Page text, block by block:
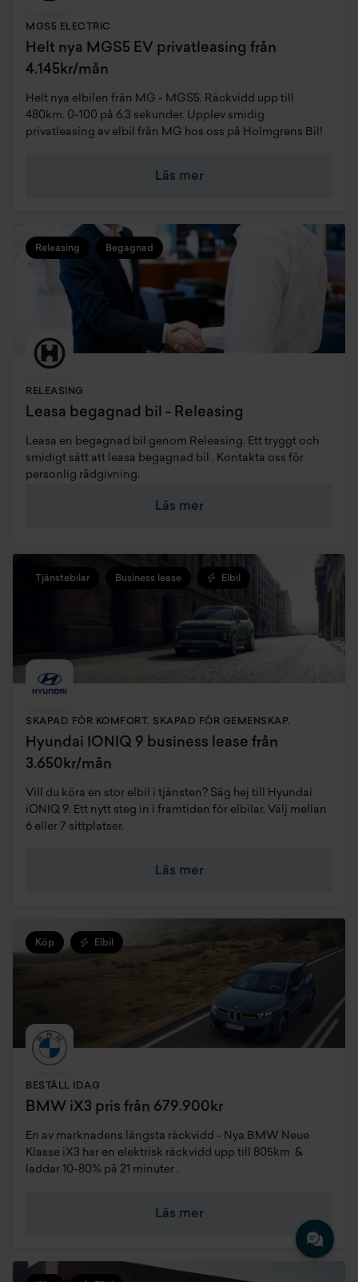
MGS5 ELECTRIC
Helt nya MGS5 EV privatleasing från
4.145kr/mån
Helt nya elbilen från MG - MGS5. Räckvidd upp till
480km. 0-100 på 6,3 sekunder. Upplev smidig
privatleasing av elbil från MG hos oss på Holmgrens Bil!
Läs mer
Releasing Begagnad
RELEASING
Leasa begagnad bil - Releasing
Leasa en begagnad bil genom Releasing. Ett tryggt och
smidigt sätt att leasa begagnad bil . Kontakta oss för
personlig rådgivning.
Läs mer
Tjänstebilar Business lease Elbil
SKAPAD FÖR KOMFORT. SKAPAD FÖR GEMENSKAP.
Hyundai IONIQ 9 business lease från
3.650kr/mån
Vill du köra en stor elbil i tjänsten? Säg hej till Hyundai
iONIQ 9. Ett nytt steg in i framtiden för elbilar. Välj mellan
6 eller 7 sittplatser.
Läs mer
Köp Elbil
BESTÄLL IDAG
BMW iX3 pris från 679.900kr
En av marknadens längsta räckvidd - Nya BMW Neue
Klasse iX3 har en elektrisk räckvidd upp till 805km &
laddar 10-80% på 21 minuter .
Läs mer